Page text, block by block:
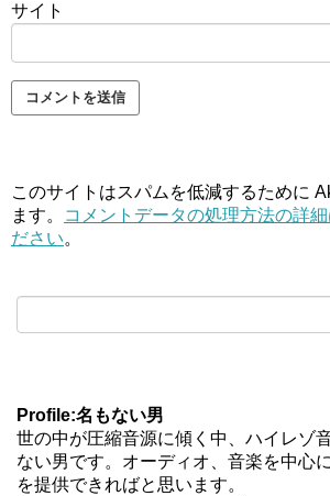
サイト
このサイトはスパムを低減するために
ます。
コメントデータの処理方法の詳
ださい。
Profile:名もない男
世の中が圧縮音源に傾く中、ハイレゾ
ない男です。オーディオ、音楽を中心
を提供できればと思います。